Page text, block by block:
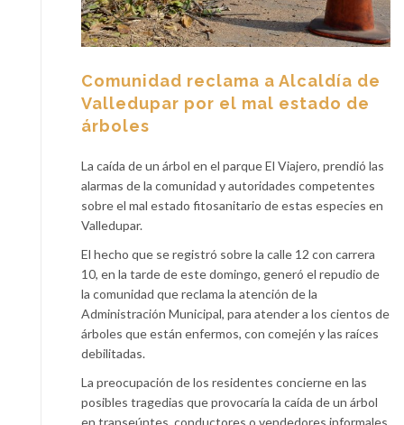
Comunidad reclama a Alcaldía de
Valledupar por el mal estado de
árboles
La caída de un árbol en el parque El Viajero, prendió las
alarmas de la comunidad y autoridades competentes
sobre el mal estado fitosanitario de estas especies en
Valledupar.
El hecho que se registró sobre la calle 12 con carrera
10, en la tarde de este domingo, generó el repudio de
la comunidad que reclama la atención de la
Administración Municipal, para atender a los cientos de
árboles que están enfermos, con comején y las raíces
debilitadas.
La preocupación de los residentes concierne en las
posibles tragedias que provocaría la caída de un árbol
en transeúntes, conductores o vendedores informales.